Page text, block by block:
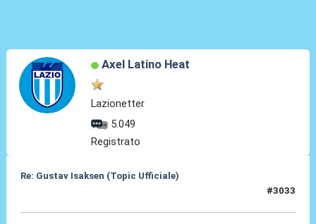
Axel Latino Heat
Lazionetter
5.049
Registrato
Re: Gustav Isaksen (Topic Ufficiale)
#3033